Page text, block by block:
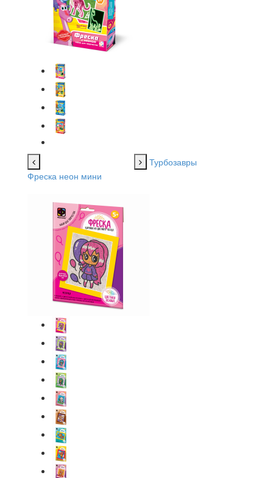
Турбозавры
Фреска неон мини